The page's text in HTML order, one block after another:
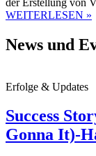
WEITERLESEN »
News und
Erfolge & Updates
Success
Gonna It)-